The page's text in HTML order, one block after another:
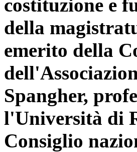
costituzione e
della
emerito della
Spangher,
l'Università di
Consiglio